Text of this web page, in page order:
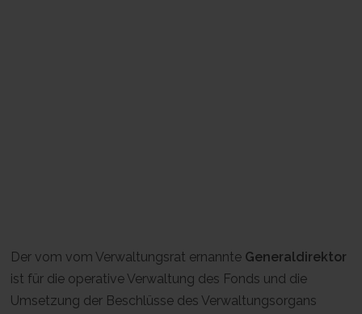
Der vom vom Verwaltungsrat ernannte Generaldirektor
ist für die operative Verwaltung des Fonds und die
Umsetzung der Beschlüsse des Verwaltungsorgans